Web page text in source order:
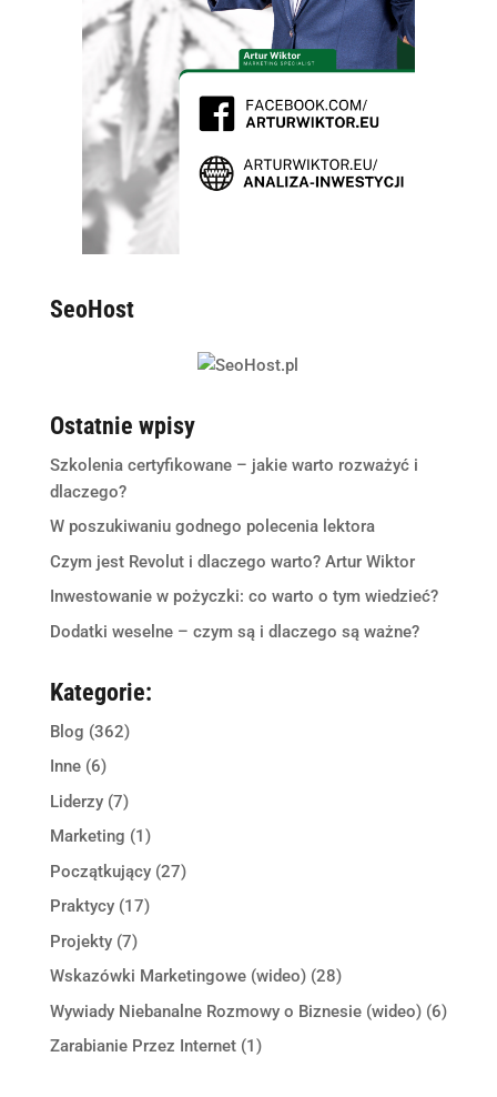
SeoHost
Ostatnie wpisy
Szkolenia certyfikowane – jakie warto rozważyć i
dlaczego?
W poszukiwaniu godnego polecenia lektora
Czym jest Revolut i dlaczego warto? Artur Wiktor
Inwestowanie w pożyczki: co warto o tym wiedzieć?
Dodatki weselne – czym są i dlaczego są ważne?
Kategorie:
Blog (362)
Inne(6)
Liderzy(7)
Marketing (1)
Początkujący(27)
Praktycy(17)
Projekty(7)
Wskazówki Marketingowe (wideo)(28)
Wywiady Niebanalne Rozmowy o Biznesie (wideo)(6)
Zarabianie Przez Internet(1)